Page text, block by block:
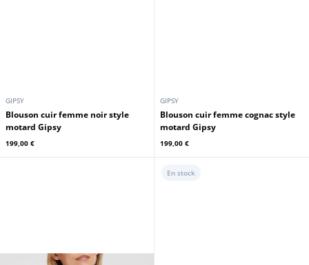
GIPSY
Blouson cuir femme noir style
motard Gipsy
199,00 €
GIPSY
Blouson cuir femme cognac style
motard Gipsy
199,00 €
En stock